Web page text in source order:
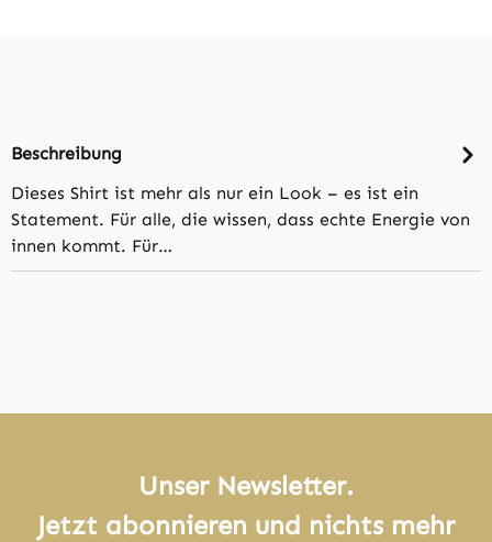
Beschreibung
Dieses Shirt ist mehr als nur ein Look – es ist ein
Statement. Für alle, die wissen, dass echte Energie von
innen kommt. Für…
Unser Newsletter.
Jetzt abonnieren und nichts mehr